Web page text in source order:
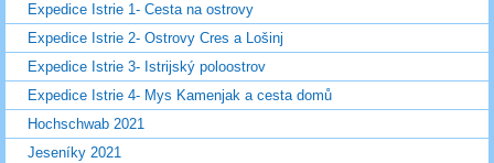
Expedice Istrie 1- Cesta na ostrovy
Expedice Istrie 2- Ostrovy Cres a Lošinj
Expedice Istrie 3- Istrijský poloostrov
Expedice Istrie 4- Mys Kamenjak a cesta domů
Hochschwab 2021
Jeseníky 2021